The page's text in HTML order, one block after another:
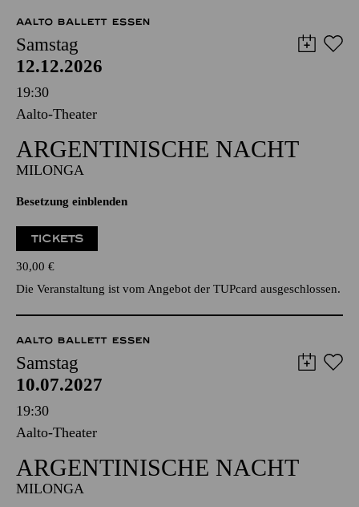
AALTO BALLETT ESSEN
Samstag
12.12.2026
19:30
Aalto-Theater
ARGEN­TINISCHE NACHT
MILONGA
Besetzung einblenden
TICKETS
30,00 €
Die Veranstaltung ist vom Angebot der TUPcard ausgeschlossen.
AALTO BALLETT ESSEN
Samstag
10.07.2027
19:30
Aalto-Theater
ARGEN­TINISCHE NACHT
MILONGA